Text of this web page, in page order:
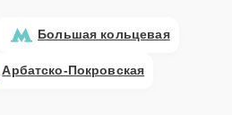
Большая кольцевая
Арбатско-Покровская